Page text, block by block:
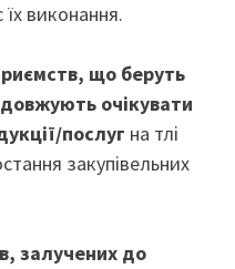
їх виконання.
що беруть
очікувати
послуг на тлі
закупівельних
залучених до